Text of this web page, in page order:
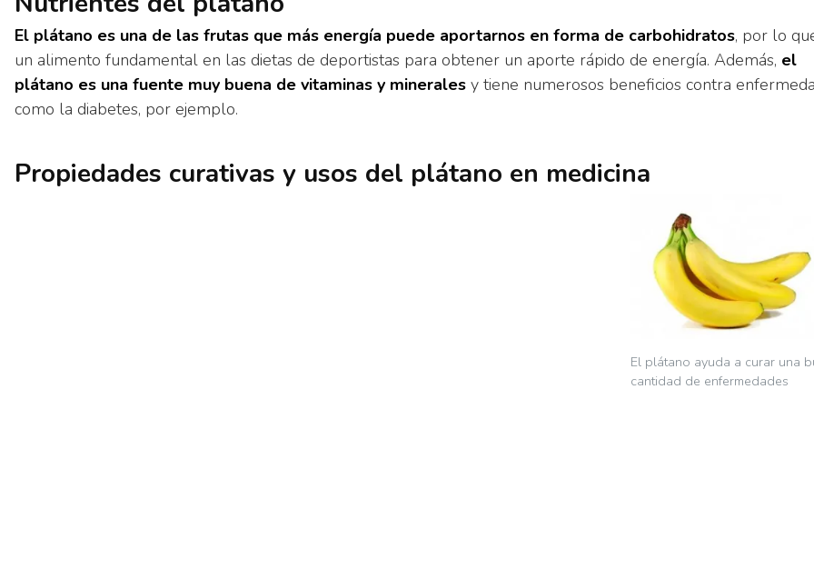
El plátano es una de las frutas que más energía puede aportarnos en forma de carbohidratos, por lo
un alimento fundamental en las dietas de deportistas para obtener un aporte rápido de energía. Además, el
plátano es una fuente muy buena de vitaminas y minerales y tiene numerosos beneficios contra
como la diabetes, por ejemplo.
Propiedades curativas y usos del plátano en medicina
El plátano ayuda a curar una
cantidad de enfermedades